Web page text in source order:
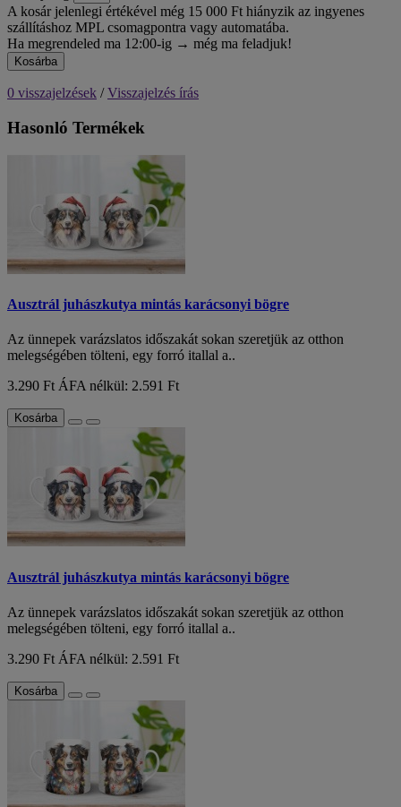
A kosár jelenlegi értékével még 15 000 Ft hiányzik az ingyenes
szállításhoz MPL csomagpontra vagy automatába.
Ha megrendeled ma 12:00-ig → még ma feladjuk!
Kosárba
0 visszajelzések /Visszajelzés írás
Hasonló Termékek
Ausztrál juhászkutya mintás karácsonyi bögre
Az ünnepek varázslatos időszakát sokan szeretjük az otthon
melegségében tölteni, egy forró itallal a..
3.290 Ft ÁFA nélkül: 2.591 Ft
Kosárba
Ausztrál juhászkutya mintás karácsonyi bögre
Az ünnepek varázslatos időszakát sokan szeretjük az otthon
melegségében tölteni, egy forró itallal a..
3.290 Ft ÁFA nélkül: 2.591 Ft
Kosárba